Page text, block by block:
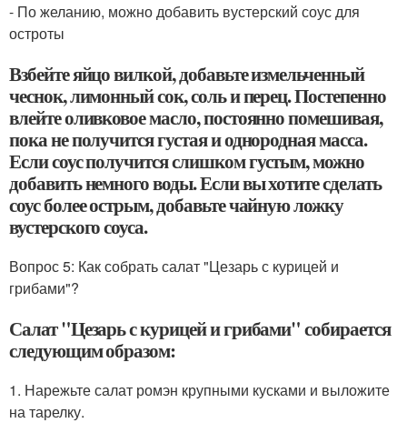
- По желанию, можно добавить вустерский соус для
остроты
Взбейте яйцо вилкой, добавьте измельченный
чеснок, лимонный сок, соль и перец. Постепенно
влейте оливковое масло, постоянно помешивая,
пока не получится густая и однородная масса.
Если соус получится слишком густым, можно
добавить немного воды. Если вы хотите сделать
соус более острым, добавьте чайную ложку
вустерского соуса.
Вопрос 5: Как собрать салат "Цезарь с курицей и
грибами"?
Салат "Цезарь с курицей и грибами" собирается
следующим образом:
1. Нарежьте салат ромэн крупными кусками и выложите
на тарелку.